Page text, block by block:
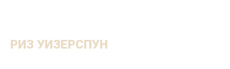
РИЗ УИЗЕРСПУН